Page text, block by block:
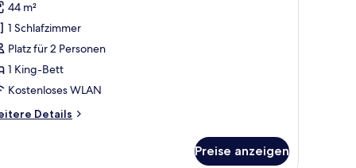
Bewertungen)
44 m²
1 Schlafzimmer
Platz für 2 Personen
1 King-Bett
Kostenloses WLAN
Details
Preise anzeigen